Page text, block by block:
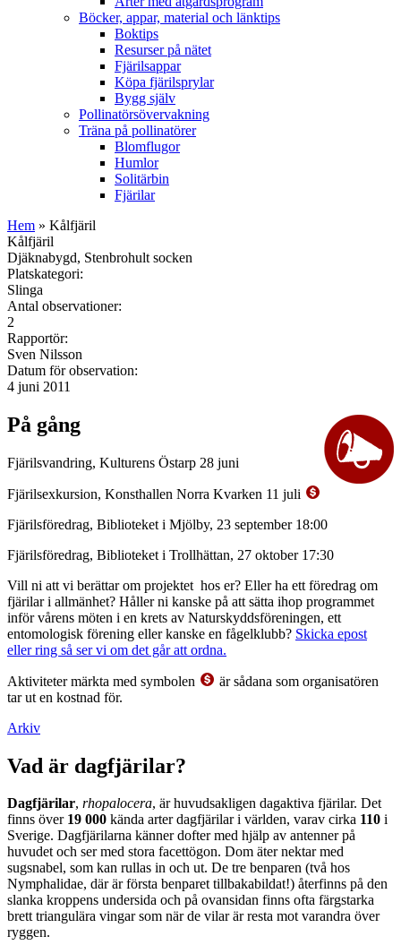
Böcker, appar, material och länktips
Boktips
Resurser på nätet
Fjärilsappar
Köpa fjärilsprylar
Bygg själv
Pollinatörsövervakning
Träna på pollinatörer
Blomflugor
Humlor
Solitärbin
Fjärilar
Hem » Kålfjäril
Kålfjäril
Djäknabygd, Stenbrohult socken
Platskategori:
Slinga
Antal observationer:
2
Rapportör:
Sven Nilsson
Datum för observation:
4 juni 2011
På gång
Fjärilsvandring, Kulturens Östarp 28 juni
Fjärilsexkursion, Konsthallen Norra Kvarken 11 juli
Fjärilsföredrag, Biblioteket i Mjölby, 23 september 18:00
Fjärilsföredrag, Biblioteket i Trollhättan, 27 oktober 17:30
Vill ni att vi berättar om projektet hos er? Eller ha ett föredrag om
fjärilar i allmänhet? Håller ni kanske på att sätta ihop programmet
inför vårens möten i en krets av Naturskyddsföreningen, ett
entomologisk förening eller kanske en fågelklubb? Skicka epost
eller ring så ser vi om det går att ordna.
Aktiviteter märkta med symbolen
är sådana som organisatören
tar ut en kostnad för.
Arkiv
Vad är dagfjärilar?
Dagfjärilar, rhopalocera, är huvudsakligen dagaktiva fjärilar. Det
finns över 19 000 kända arter dagfjärilar i världen, varav cirka 110 i
Sverige. Dagfjärilarna känner dofter med hjälp av antenner på
huvudet och ser med stora facettögon. Dom äter nektar med
sugsnabel, som kan rullas in och ut. De tre benparen (två hos
Nymphalidae, där är första benparet tillbakabildat!) återfinns på den
slanka kroppens undersida och på ovansidan finns ofta färgstarka
brett triangulära vingar som när de vilar är resta mot varandra över
ryggen.